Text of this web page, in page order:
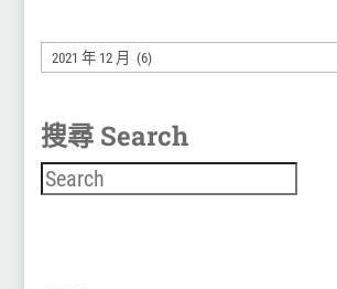
彙
整
搜尋 Search
搜尋